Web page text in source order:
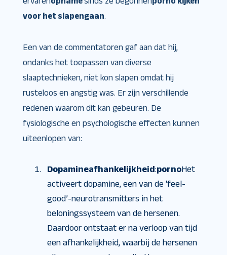
voor het slapengaan.
Een van de commentatoren gaf aan dat hij,
ondanks het toepassen van diverse
slaaptechnieken, niet kon slapen omdat hij
rusteloos en angstig was. Er zijn verschillende
redenen waarom dit kan gebeuren. De
fysiologische en psychologische effecten kunnen
uiteenlopen van:
Dopamineafhankelijkheid:pornoHet
activeert dopamine, een van de ‘feel-
good’-neurotransmitters in het
beloningssysteem van de hersenen.
Daardoor ontstaat er na verloop van tijd
een afhankelijkheid, waarbij de hersenen